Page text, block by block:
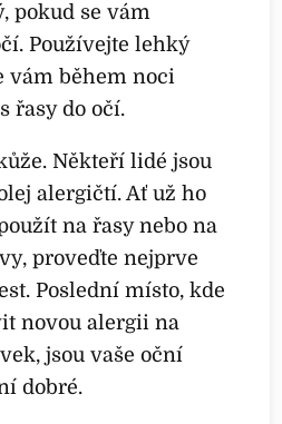
pokud se vám
Používejte lehký
vám během noci
řasy do očí.
Někteří lidé jsou
alergičtí. Ať už ho
na řasy nebo na
proveďte nejprve
Poslední místo, kde
novou alergii na
jsou vaše oční
dobré.